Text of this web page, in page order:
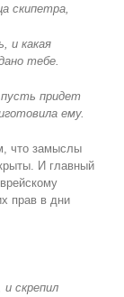
скипетра,
и какая
тебе.
пусть придет
ему.
что замыслы
И главный
прав в дни
скрепил